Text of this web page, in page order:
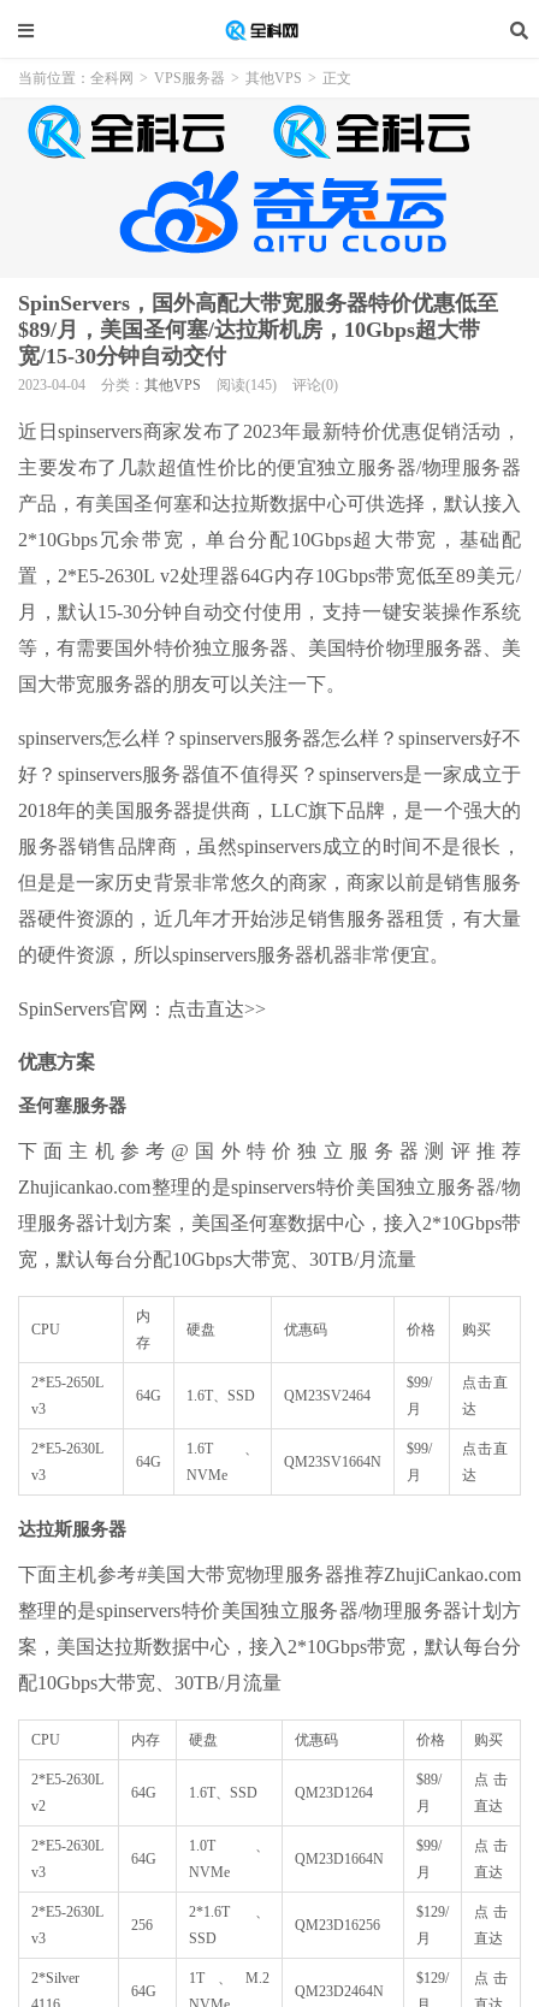
当前位置： 全科网 > VPS服务器 > 其他VPS > 正文
SpinServers，国外高配大带宽服务器特价优惠低至
$89/月，美国圣何塞/达拉斯机房，10Gbps超大带
宽/15-30分钟自动交付
2023-04-04 分类： 其他VPS 阅读(145) 评论(0)
近日spinservers商家发布了2023年最新特价优惠促销活动，
主要发布了几款超值性价比的便宜独立服务器/物理服务器
产品，有美国圣何塞和达拉斯数据中心可供选择，默认接入
2*10Gbps冗余带宽，单台分配10Gbps超大带宽，基础配
置，2*E5-2630L v2处理器64G内存10Gbps带宽低至89美元/
月，默认15-30分钟自动交付使用，支持一键安装操作系统
等，有需要国外特价独立服务器、美国特价物理服务器、美
国大带宽服务器的朋友可以关注一下。
spinservers怎么样？spinservers服务器怎么样？spinservers好不
好？spinservers服务器值不值得买？spinservers是一家成立于
2018年的美国服务器提供商，LLC旗下品牌，是一个强大的
服务器销售品牌商，虽然spinservers成立的时间不是很长，
但是是一家历史背景非常悠久的商家，商家以前是销售服务
器硬件资源的，近几年才开始涉足销售服务器租赁，有大量
的硬件资源，所以spinservers服务器机器非常便宜。
SpinServers官网：点击直达>>
优惠方案
圣何塞服务器
下面主机参考@国外特价独立服务器测评推荐
Zhujicankao.com整理的是spinservers特价美国独立服务器/物
理服务器计划方案，美国圣何塞数据中心，接入2*10Gbps带
宽，默认每台分配10Gbps大带宽、30TB/月流量
CPU
内
存
硬盘 优惠码 价格 购买
2*E5-2650L
v3
64G 1.6T、SSD QM23SV2464
$99/
月
点击直
达
2*E5-2630L
v3
64G
1.6T、
NVMe
QM23SV1664N
$99/
月
点击直
达
达拉斯服务器
下面主机参考#美国大带宽物理服务器推荐ZhujiCankao.com
整理的是spinservers特价美国独立服务器/物理服务器计划方
案，美国达拉斯数据中心，接入2*10Gbps带宽，默认每台分
配10Gbps大带宽、30TB/月流量
CPU 内存 硬盘 优惠码 价格 购买
2*E5-2630L
v2
64G 1.6T、SSD QM23D1264
$89/
月
点击
直达
2*E5-2630L
v3
64G
1.0T、
NVMe
QM23D1664N
$99/
月
点击
直达
2*E5-2630L
v3
256
2*1.6T、
SSD
QM23D16256
$129/
月
点击
直达
2*Silver
64G
1T、M.2
QM23D2464N
$129/
点击